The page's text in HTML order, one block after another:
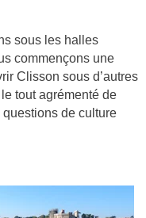
sous les halles
commençons une
Clisson sous d’autres
tout agrémenté de
de culture